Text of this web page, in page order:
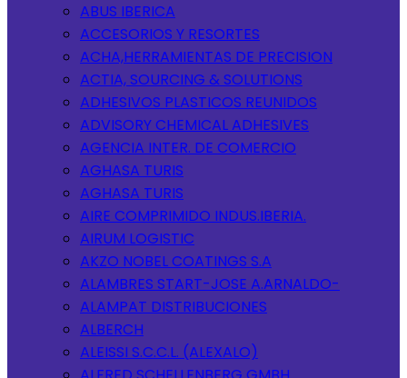
ABUS IBERICA
ACCESORIOS Y RESORTES
ACHA,HERRAMIENTAS DE PRECISION
ACTIA, SOURCING & SOLUTIONS
ADHESIVOS PLASTICOS REUNIDOS
ADVISORY CHEMICAL ADHESIVES
AGENCIA INTER. DE COMERCIO
AGHASA TURIS
AGHASA TURIS
AIRE COMPRIMIDO INDUS.IBERIA.
AIRUM LOGISTIC
AKZO NOBEL COATINGS S.A
ALAMBRES START-JOSE A.ARNALDO-
ALAMPAT DISTRIBUCIONES
ALBERCH
ALEISSI S.C.C.L. (ALEXALO)